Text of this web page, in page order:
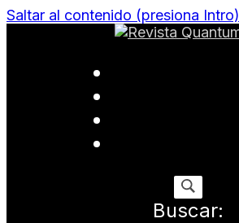
Saltar al contenido (presiona Intro)
Revista Quantums
Buscar: